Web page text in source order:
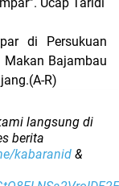
di Persukuan
Makan Bajambau
R)
langsung di
berita
kabaranid &